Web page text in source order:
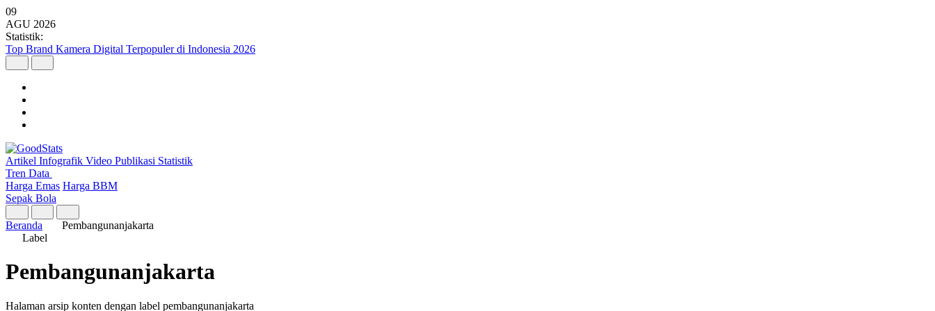
09
AGU 2026
Statistik:
Top Brand Kamera Digital Terpopuler di Indonesia 2026
Artikel Infografik Video Publikasi Statistik
Tren Data
Harga Emas Harga BBM
Sepak Bola
Beranda
Pembangunanjakarta
Label
Pembangunanjakarta
Halaman arsip konten dengan label pembangunanjakarta